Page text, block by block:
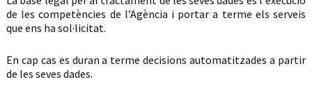
de les competències de l’Agència i portar a terme els serveis
que ens ha sol·licitat.
En cap cas es duran a terme decisions automatitzades a partir
de les seves dades.